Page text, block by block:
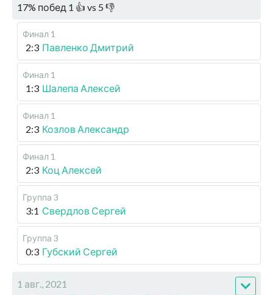
17% побед 1 👍 vs 5 👎
Финал 1
2:3 Павленко Дмитрий
Финал 1
1:3 Шалепа Алексей
Финал 1
2:3 Козлов Александр
Финал 1
2:3 Коц Алексей
Группа 3
3:1 Свердлов Сергей
Группа 3
0:3 Губский Сергей
1 авг., 2021